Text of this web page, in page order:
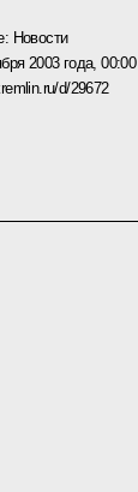
Новости
2003 года, 00:00
d/29672